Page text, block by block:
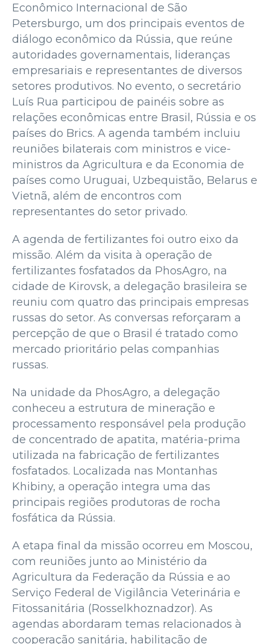
Econômico Internacional de São
Petersburgo, um dos principais eventos de
diálogo econômico da Rússia, que reúne
autoridades governamentais, lideranças
empresariais e representantes de diversos
setores produtivos. No evento, o secretário
Luís Rua participou de painéis sobre as
relações econômicas entre Brasil, Rússia e os
países do Brics. A agenda também incluiu
reuniões bilaterais com ministros e vice-
ministros da Agricultura e da Economia de
países como Uruguai, Uzbequistão, Belarus e
Vietnã, além de encontros com
representantes do setor privado.
A agenda de fertilizantes foi outro eixo da
missão. Além da visita à operação de
fertilizantes fosfatados da PhosAgro, na
cidade de Kirovsk, a delegação brasileira se
reuniu com quatro das principais empresas
russas do setor. As conversas reforçaram a
percepção de que o Brasil é tratado como
mercado prioritário pelas companhias
russas.
Na unidade da PhosAgro, a delegação
conheceu a estrutura de mineração e
processamento responsável pela produção
de concentrado de apatita, matéria-prima
utilizada na fabricação de fertilizantes
fosfatados. Localizada nas Montanhas
Khibiny, a operação integra uma das
principais regiões produtoras de rocha
fosfática da Rússia.
A etapa final da missão ocorreu em Moscou,
com reuniões junto ao Ministério da
Agricultura da Federação da Rússia e ao
Serviço Federal de Vigilância Veterinária e
Fitossanitária (Rosselkhoznadzor). As
agendas abordaram temas relacionados à
cooperação sanitária, habilitação de